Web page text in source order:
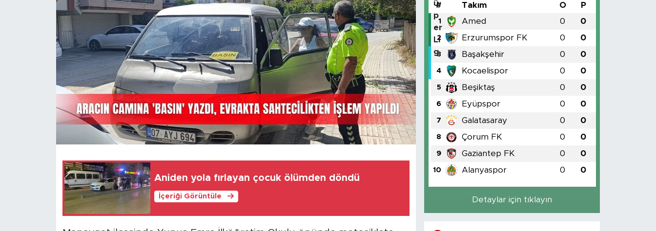
Aniden yola fırlayan çocuk ölümden döndü
İçeriği Görüntüle
# Takım O P
1 Amed 0 0
2 Erzurumspor FK 0 0
3 Başakşehir 0 0
4 Kocaelispor 0 0
5 Beşiktaş 0 0
6 Eyüpspor 0 0
7 Galatasaray 0 0
8 Çorum FK 0 0
9 Gaziantep FK 0 0
10 Alanyaspor 0 0
Detaylar için tıklayın
Politika
Resmi İlanlar
Turizm